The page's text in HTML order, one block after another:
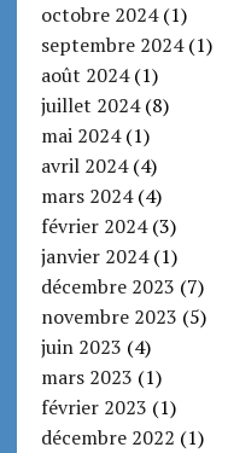
octobre 2024(1)
septembre 2024(1)
août 2024(1)
juillet 2024(8)
mai 2024(1)
avril 2024(4)
mars 2024(4)
février 2024(3)
janvier 2024(1)
décembre 2023 (7)
novembre 2023 (5)
juin 2023 (4)
mars 2023 (1)
février 2023 (1)
décembre 2022 (1)